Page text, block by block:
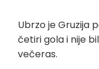
Ubrzo je Gruzija
četiri gola i nije
večeras.